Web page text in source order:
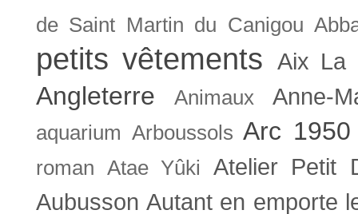
de Saint Martin du Canigou
petits vêtements Aix La
Angleterre Animaux Anne-
aquarium Arboussols Arc 1950
roman Atae Yûki
Atelier Petit
Aubusson Autant en emporte